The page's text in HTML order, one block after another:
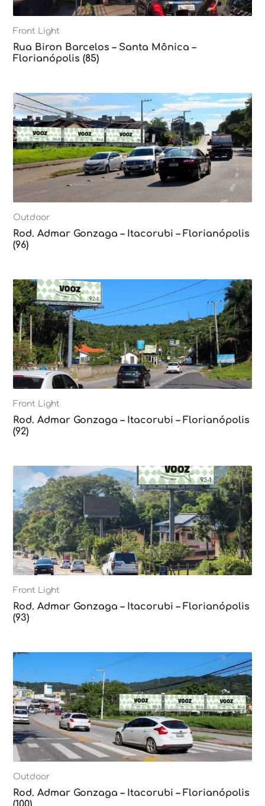
Front Light
Rua Biron Barcelos – Santa Mônica –
Florianópolis (85)
Outdoor
Rod. Admar Gonzaga – Itacorubi – Florianópolis
(96)
Front Light
Rod. Admar Gonzaga – Itacorubi – Florianópolis
(92)
Front Light
Rod. Admar Gonzaga – Itacorubi – Florianópolis
(93)
Outdoor
Rod. Admar Gonzaga – Itacorubi – Florianópolis